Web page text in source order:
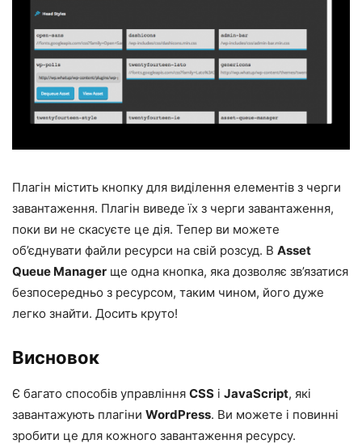
Плагін містить кнопку для виділення елементів з черги
завантаження. Плагін виведе їх з черги завантаження,
поки ви не скасуєте це дія. Тепер ви можете
об’єднувати файли ресурси на свій розсуд. В Asset
Queue Manager ще одна кнопка, яка дозволяє зв’язатися
безпосередньо з ресурсом, таким чином, його дуже
легко знайти. Досить круто!
Висновок
Є багато способів управління CSS і JavaScript, які
завантажують плагіни WordPress. Ви можете і повинні
зробити це для кожного завантаження ресурсу.